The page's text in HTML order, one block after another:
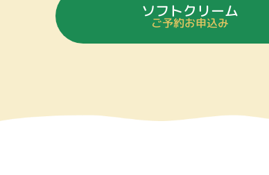
ソフトクリーム
ご予約お申込み